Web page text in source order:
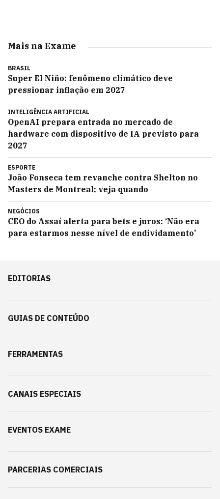
Mais na Exame
BRASIL
Super El Niño: fenômeno climático deve
pressionar inflação em 2027
INTELIGÊNCIA ARTIFICIAL
OpenAI prepara entrada no mercado de
hardware com dispositivo de IA previsto para
2027
ESPORTE
João Fonseca tem revanche contra Shelton no
Masters de Montreal; veja quando
NEGÓCIOS
CEO do Assaí alerta para bets e juros: ‘Não era
para estarmos nesse nível de endividamento’
EDITORIAS
GUIAS DE CONTEÚDO
FERRAMENTAS
CANAIS ESPECIAIS
EVENTOS EXAME
PARCERIAS COMERCIAIS